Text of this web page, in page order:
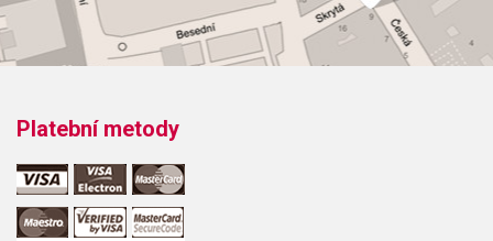
Platební metody